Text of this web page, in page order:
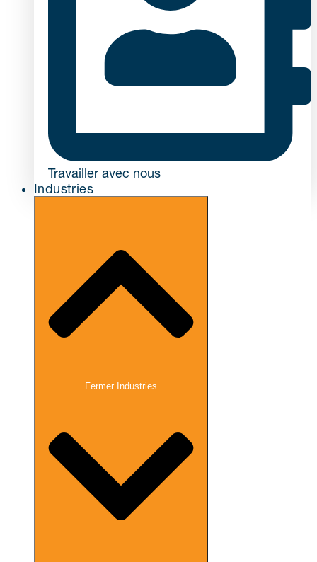
Travailler avec nous
Industries
Fermer Industries